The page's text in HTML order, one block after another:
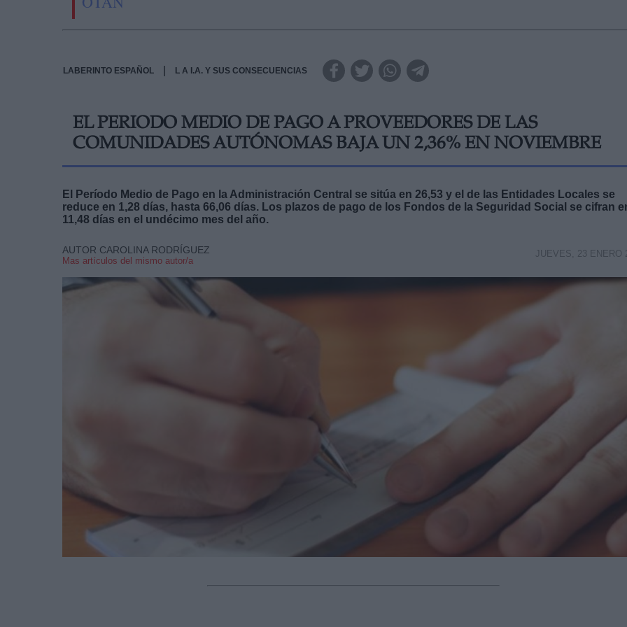
LABERINTO ESPAÑOL L A I.A. Y SUS CONSECUENCIAS
EL PERIODO MEDIO DE PAGO A PROVEEDORES DE LAS
COMUNIDADES AUTÓNOMAS BAJA UN 2,36% EN NOVIEMBRE
El Período Medio de Pago en la Administración Central se sitúa en 26,53 y el de las Entidades Locales se
reduce en 1,28 días, hasta 66,06 días. Los plazos de pago de los Fondos de la Seguridad Social se cifran
11,48 días en el undécimo mes del año.
AUTOR CAROLINA RODRÍGUEZ
Mas artículos del mismo autor/a
JUEVES, 23 ENERO